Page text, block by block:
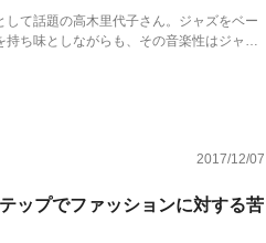
て話題の高木里代子さん。ジャズをベー
持ち味としながらも、その音楽性はジャ…
2017/12/07
ップでファッションに対する苦